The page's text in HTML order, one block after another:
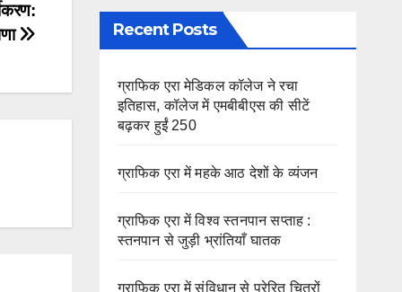
Recent Posts
ग्राफिक एरा मेडिकल कॉलेज ने रचा
इतिहास, कॉलेज में एमबीबीएस की सीटें
बढ़कर हुईं 250
ग्राफिक एरा में महके आठ देशों के व्यंजन
ग्राफिक एरा में विश्व स्तनपान सप्ताह :
स्तनपान से जुड़ी भ्रांतियाँ घातक
ग्राफिक एरा में संविधान से प्रेरित चित्रों